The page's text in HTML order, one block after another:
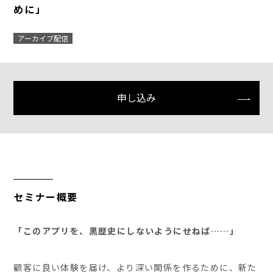
めに」
アーカイブ配信
申し込み
セミナー概要
「このアプリを、黒歴史にしないようにせねば……」
顧客に良い体験を届け、より深い関係を作るために、新た